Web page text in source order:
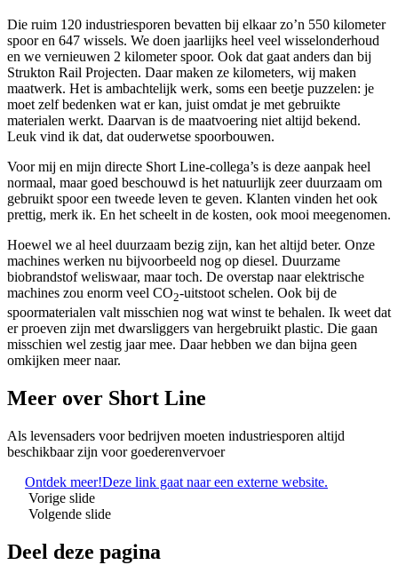
Die ruim 120 industriesporen bevatten bij elkaar zo’n 550 kilometer
spoor en 647 wissels. We doen jaarlijks heel veel wisselonderhoud
en we vernieuwen 2 kilometer spoor. Ook dat gaat anders dan bij
Strukton Rail Projecten. Daar maken ze kilometers, wij maken
maatwerk. Het is ambachtelijk werk, soms een beetje puzzelen: je
moet zelf bedenken wat er kan, juist omdat je met gebruikte
materialen werkt. Daarvan is de maatvoering niet altijd bekend.
Leuk vind ik dat, dat ouderwetse spoorbouwen.
Voor mij en mijn directe Short Line-collega’s is deze aanpak heel
normaal, maar goed beschouwd is het natuurlijk zeer duurzaam om
gebruikt spoor een tweede leven te geven. Klanten vinden het ook
prettig, merk ik. En het scheelt in de kosten, ook mooi meegenomen.
Hoewel we al heel duurzaam bezig zijn, kan het altijd beter. Onze
machines werken nu bijvoorbeeld nog op diesel. Duurzame
biobrandstof weliswaar, maar toch. De overstap naar elektrische
machines zou enorm veel CO2-uitstoot schelen. Ook bij de
spoormaterialen valt misschien nog wat winst te behalen. Ik weet dat
er proeven zijn met dwarsliggers van hergebruikt plastic. Die gaan
misschien wel zestig jaar mee. Daar hebben we dan bijna geen
omkijken meer naar.
Meer over Short Line
Als levensaders voor bedrijven moeten industriesporen altijd
beschikbaar zijn voor goederenvervoer
Ontdek meer!Deze link gaat naar een externe website.
Vorige slide
Volgende slide
Deel deze pagina